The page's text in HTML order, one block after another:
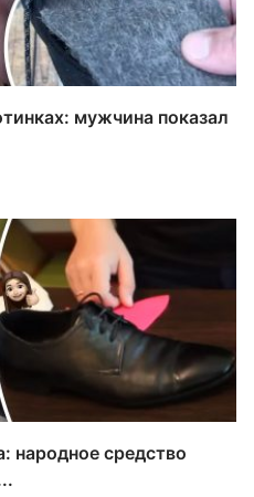
мужчина показал
народное средство